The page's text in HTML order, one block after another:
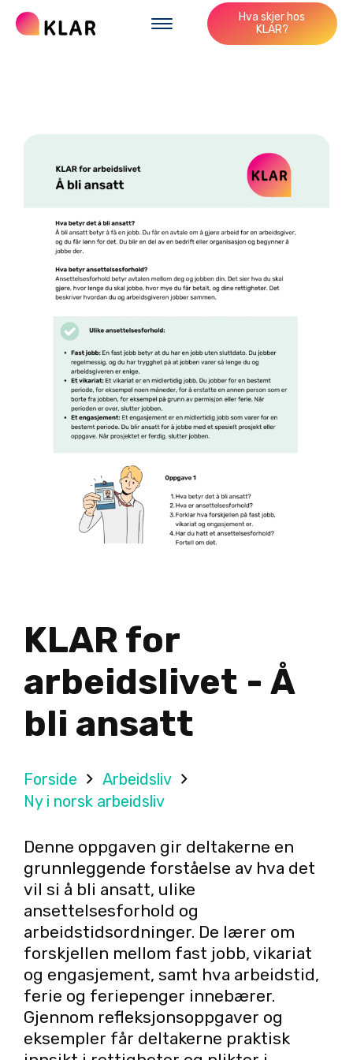
Hva skjer hos
KLAR?
KLAR for
arbeidslivet - Å
bli ansatt
Forside
Arbeidsliv
Ny i norsk arbeidsliv
Denne oppgaven gir deltakerne en
grunnleggende forståelse av hva det
vil si å bli ansatt, ulike
ansettelsesforhold og
arbeidstidsordninger. De lærer om
forskjellen mellom fast jobb, vikariat
og engasjement, samt hva arbeidstid,
ferie og feriepenger innebærer.
Gjennom refleksjonsoppgaver og
eksempler får deltakerne praktisk